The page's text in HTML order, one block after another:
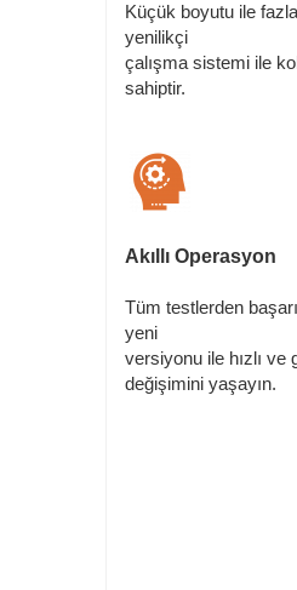
Küçük boyutu ile
yenilikçi
çalışma sistemi ile
sahiptir.
Akıllı Operasyon
Tüm testlerden
yeni
versiyonu ile hızlı ve
değişimini yaşayın.